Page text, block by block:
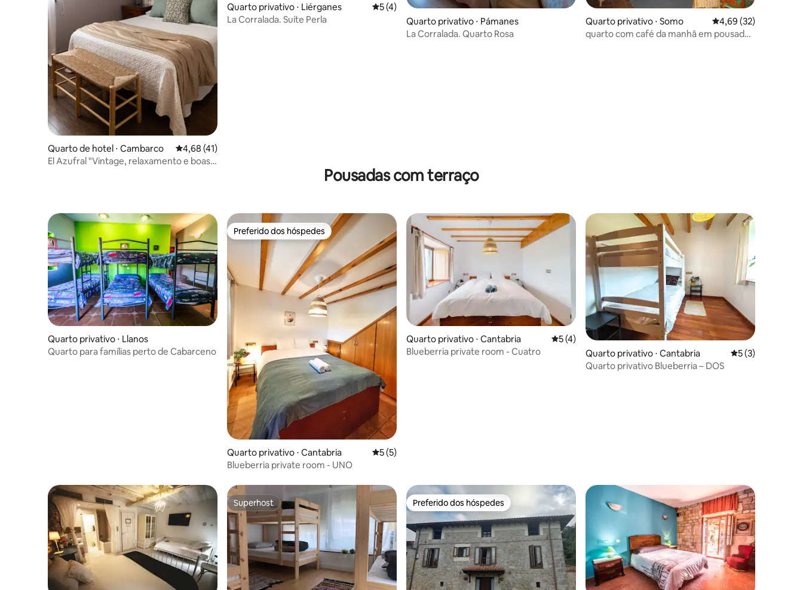
Quarto de hotel ⋅ Cambarco 4,68 de uma avaliação média de 5, 41 avaliações
4,68 (41)
El Azufral "Vintage, relaxamento e boas
Quarto privativo ⋅ Liérganes 5 de uma avaliação média de 5, 4 avaliações
5 (4)
La Corralada. Suíte Perla
Quarto privativo ⋅ Pámanes
La Corralada. Quarto Rosa
Quarto privativo ⋅ Somo 4,69 de uma
4,69 (32)
quarto com café da manhã em pousada
Pousadas com terraço
Quarto privativo ⋅ Llanos
Quarto para famílias perto de Cabarceno
Preferido dos hóspedes
Preferido dos hóspedes
Quarto privativo ⋅ Cantabria 5 de uma avaliação média de 5, 5 avaliações
5 (5)
Blueberria private room - UNO
Quarto privativo ⋅ Cantabria 5 de uma avaliação média de 5, 4 avaliações
5 (4)
Blueberria private room - Cuatro
Quarto privativo ⋅ Cantabria 5 de uma
5 (3)
Quarto privativo Blueberria – DOS
Superhost
Superhost Preferido dos hóspedes
Preferido dos hóspedes